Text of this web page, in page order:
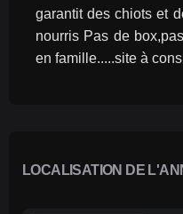
garantit des chiots et
nourris Pas de
en famille.....site à
LOCALISATION DE